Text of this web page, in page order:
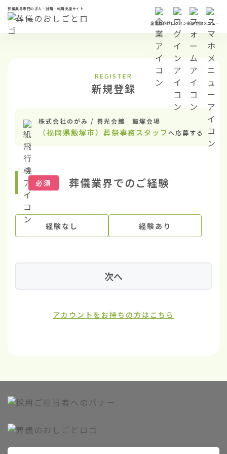
葬儀業界専門の求人・就職・転職支援サイト
企業様向けログイン新規登録メニュー
REGISTER
新規登録
株式会社のがみ / 善光会館 飯塚会場
（福岡県飯塚市）葬祭事務スタッフ へ応募する
必須 葬儀業界でのご経験
経験なし 経験あり
次へ
アカウントをお持ちの方はこちら